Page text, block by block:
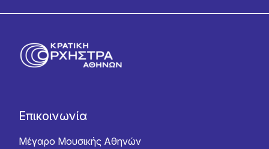
Επικοινωνία
Μέγαρο Μουσικής Αθηνών